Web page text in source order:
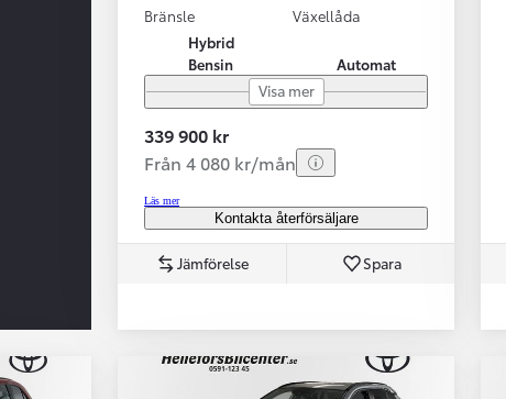
Bränsle
Hybrid
Bensin
Växellåda
Automat
Visa mer
339 900 kr
Från 4 080 kr/mån
Läs mer
Kontakta återförsäljare
Jämförelse Spara